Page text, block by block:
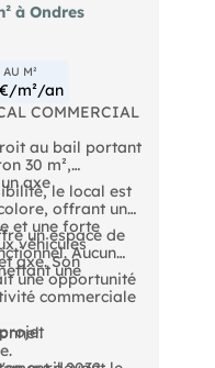
à Ondres
M²
m²/an
COMMERCIAL
au bail portant
30 m²,
axele local est
offrant un
et une forte
véhicules
axe. Son
une opportunité
commerciale
un espace de
Aucun
une